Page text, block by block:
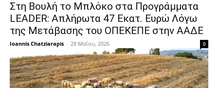
Στη Βουλή το Μπλόκο στα Προγράμματα
LEADER: Απλήρωτα 47 Εκατ. Ευρώ Λόγω
της Μετάβασης του ΟΠΕΚΕΠΕ στην ΑΑΔΕ
Ioannis Chatziarapis - 28 Μαΐου, 2026 0